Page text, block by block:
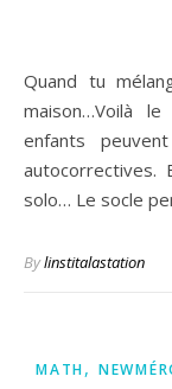
Quand tu mélanges newmero france à une fabrication
maison…Voilà
enfants
solo… Le socle
Bylinstitalastation
MATH,